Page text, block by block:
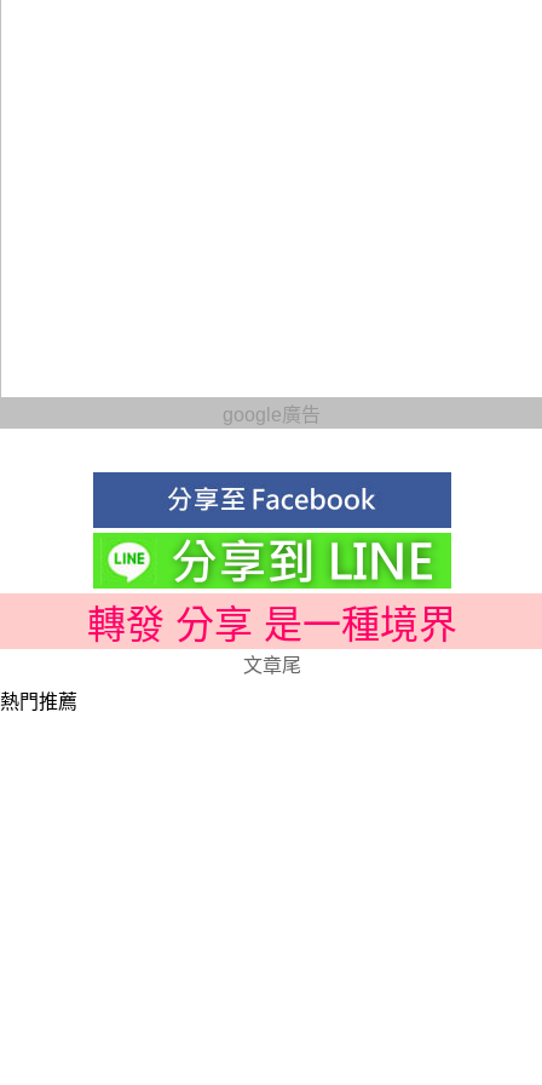
google廣告
轉發 分享 是一種境界
文章尾
熱門推薦